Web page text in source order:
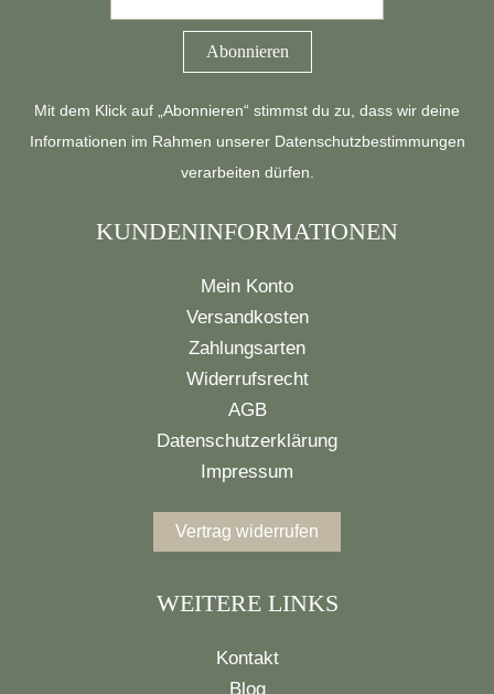
Mit dem Klick auf „Abonnieren“ stimmst du zu, dass wir deine
Informationen im Rahmen unserer Datenschutzbestimmungen
verarbeiten dürfen.
KUNDENINFORMATIONEN
Mein Konto
Versandkosten
Zahlungsarten
Widerrufsrecht
AGB
Datenschutzerklärung
Impressum
Vertrag widerrufen
WEITERE LINKS
Kontakt
Blog